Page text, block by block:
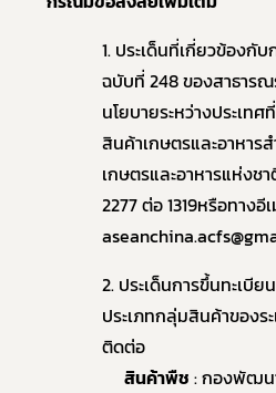
1. ประเด็นที่เกี่ยวข้องกั
ฉบับที่ 248 ของสาธาร
นโยบายระหว่างประเท
สินค้าเกษตรและอาหาร
เกษตรและอาหารแห่งช
2277 ต่อ 1319หรือทางอี
2. ประเด็นการขึ้นทะเบี
ประเภทกลุ่มสินค้าของร
ติดต่อ
สินค้าพืช : กองพัฒน